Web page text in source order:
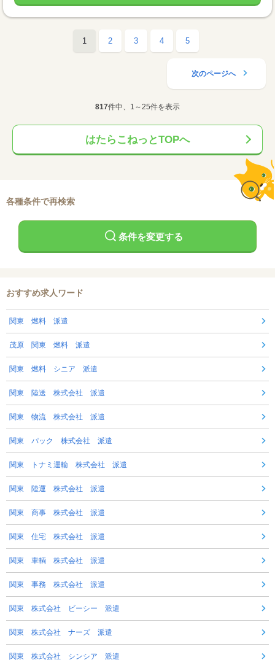
1 2 3 4 5
次のページへ
817件中、1～25件を表示
はたらこねっとTOPへ
各種条件で再検索
条件を変更する
おすすめ求人ワード
関東 燃料 派遣
茂原 関東 燃料 派遣
関東 燃料 シニア 派遣
関東 陸送 株式会社 派遣
関東 物流 株式会社 派遣
関東 パック 株式会社 派遣
関東 トナミ運輸 株式会社 派遣
関東 陸運 株式会社 派遣
関東 商事 株式会社 派遣
関東 住宅 株式会社 派遣
関東 車輌 株式会社 派遣
関東 事務 株式会社 派遣
関東 株式会社 ビーシー 派遣
関東 株式会社 ナーズ 派遣
関東 株式会社 シンシア 派遣